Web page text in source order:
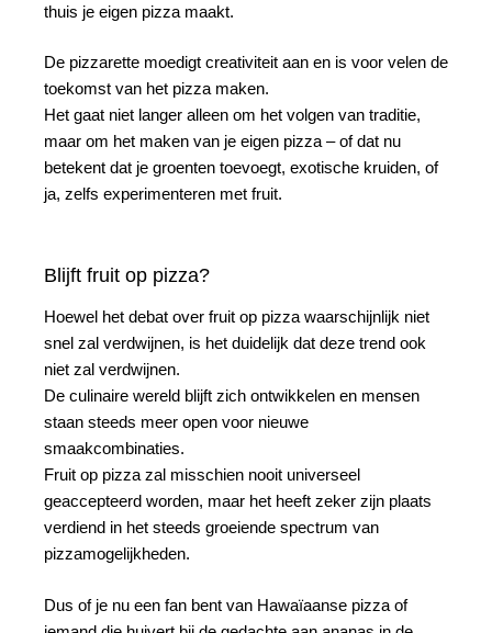
thuis je eigen pizza maakt.
De pizzarette moedigt creativiteit aan en is voor velen de
toekomst van het pizza maken.
Het gaat niet langer alleen om het volgen van traditie,
maar om het maken van je eigen pizza – of dat nu
betekent dat je groenten toevoegt, exotische kruiden, of
ja, zelfs experimenteren met fruit.
Blijft fruit op pizza?
Hoewel het debat over fruit op pizza waarschijnlijk niet
snel zal verdwijnen, is het duidelijk dat deze trend ook
niet zal verdwijnen.
De culinaire wereld blijft zich ontwikkelen en mensen
staan steeds meer open voor nieuwe
smaakcombinaties.
Fruit op pizza zal misschien nooit universeel
geaccepteerd worden, maar het heeft zeker zijn plaats
verdiend in het steeds groeiende spectrum van
pizzamogelijkheden.
Dus of je nu een fan bent van Hawaïaanse pizza of